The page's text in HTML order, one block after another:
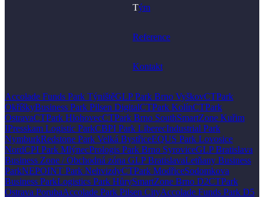
Tým
Reference
Kontakt
Accolade Funds Park TýništěGLP Park Brno VyškovCTPark
OkříškyBusiness Park Pilsen DigitalCTPark KolínCTPark
OstravaCTPark HlohovecCTPark Brno SouthSmartZone Kuřim
IPresskam Logistic ParkCBPI Park LiberecIndustrial Park
NymburkRedstone Park Velká BystřiceEQUS Park Lovosice
NordCPI Park MlýnecPrologis Park Brno SyroviceGLP Bratislava
Business Zone / Obchodná zóna GLP BratislavaLetňany Business
ParkNEPOINT Park NehvizdyCTPark ModřiceSodomkova
Business ParkLogistics Park HůrySmartZone Brno D2CTPark
Ostrava PorubaAccolade Park Pilsen CityAccolade Funds Park D5